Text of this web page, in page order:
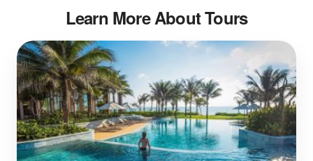
Learn More About Tours